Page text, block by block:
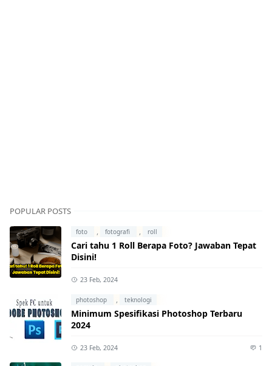
POPULAR POSTS
foto , fotografi , roll
Cari tahu 1 Roll Berapa Foto? Jawaban Tepat
Disini!
23 Feb, 2024
photoshop , teknologi
Minimum Spesifikasi Photoshop Terbaru
2024
23 Feb, 2024 1